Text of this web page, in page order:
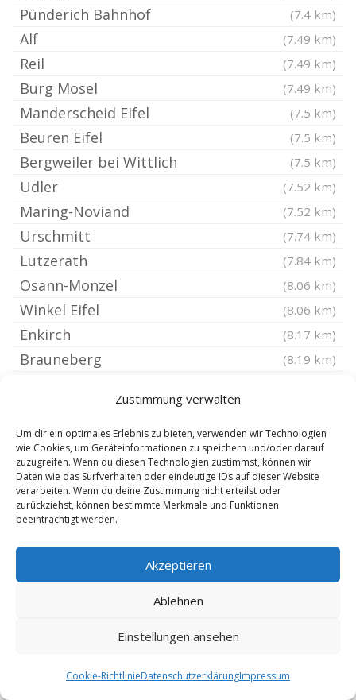
Zustimmung verwalten
Um dir ein optimales Erlebnis zu bieten, verwenden wir Technologien
wie Cookies, um Geräteinformationen zu speichern und/oder darauf
zuzugreifen. Wenn du diesen Technologien zustimmst, können wir
Daten wie das Surfverhalten oder eindeutige IDs auf dieser Website
verarbeiten. Wenn du deine Zustimmung nicht erteilst oder
zurückziehst, können bestimmte Merkmale und Funktionen
beeinträchtigt werden.
Akzeptieren
Ablehnen
Einstellungen ansehen
Cookie-RichtlinieDatenschutzerklärungImpressum
Pünderich Bahnhof (7.4 km)
Alf (7.49 km)
Reil (7.49 km)
Burg Mosel (7.49 km)
Manderscheid Eifel (7.5 km)
Beuren Eifel (7.5 km)
Bergweiler bei Wittlich (7.5 km)
Udler (7.52 km)
Maring-Noviand (7.52 km)
Urschmitt (7.74 km)
Lutzerath (7.84 km)
Osann-Monzel (8.06 km)
Winkel Eifel (8.06 km)
Enkirch (8.17 km)
Brauneberg (8.19 km)
Wagenhausen Vulkaneifel
Ellscheid (8.2 km)
Brockscheid (8.21 km)
Salmtal (8.21 km)
Bullay
Graach an der Mosel (8.64 km)
Bettenfeld Eifel
Landscheid Eifel (8.84 km)